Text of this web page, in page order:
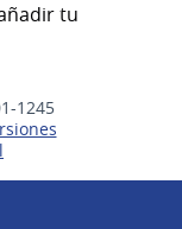
tu
1245